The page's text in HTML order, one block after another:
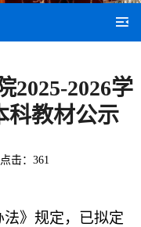
2025-2026学
科教材公示
击：361
》规定，已拟定